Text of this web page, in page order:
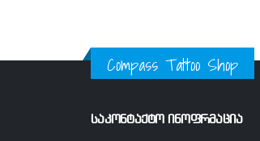
Compass Tattoo Shop
საკონტაქტო ინოფრმაცია